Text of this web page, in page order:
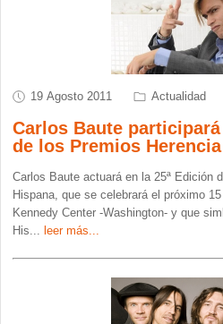
19 Agosto 2011 Actualidad
Carlos Baute
de los Premios
Carlos Baute actuará en la 25ª Edición
Hispana, que se celebrará el próximo
Kennedy Center -Washington- y que
His
leer más...